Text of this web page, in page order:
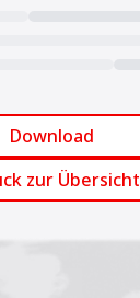
Download
zur Übersicht